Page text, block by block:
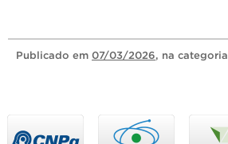
Publicado em 07/03/2026, na categoria